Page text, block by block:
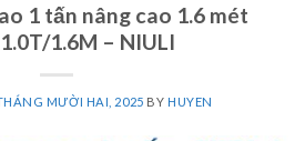
1 tấn nâng cao 1.6 mét
1.6M – NIULI
MƯỜI HAI, 2025 BY HUYEN